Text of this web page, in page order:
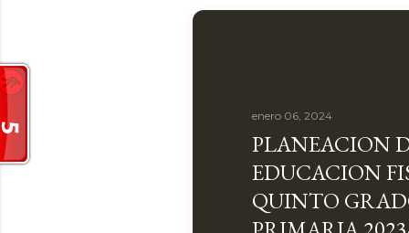
enero 06, 2024
PLANEACION
EDUCACION
QUINTO